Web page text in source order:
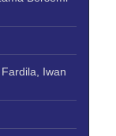
Iwan